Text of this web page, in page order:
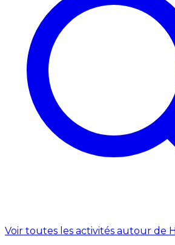
Voir toutes les activités autour de